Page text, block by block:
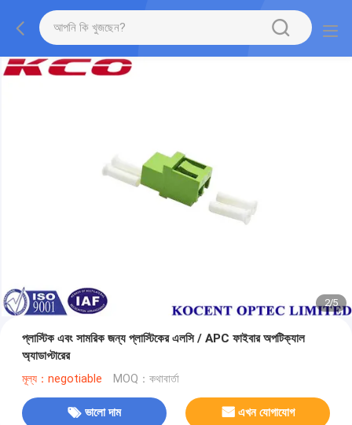
2/5
প্লাস্টিক এবং সামরিক জন্য প্লাস্টিকের এলসি / APC ফাইবার অপটিক্যাল
অ্যাডাপ্টারের
মূল্য：negotiable MOQ：কথাবার্তা
ভালো দাম এখন যোগাযোগ